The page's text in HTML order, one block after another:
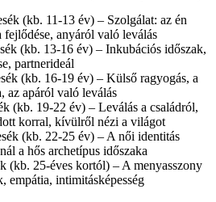
(kb. 11-13 év) – Szolgálat: az én
fejlődése, anyáról való leválás
(kb. 13-16 év) – Inkubációs időszak,
partnerideál
(kb. 16-19 év) – Külső ragyogás, a
az apáról való leválás
(kb. 19-22 év) – Leválás a családról,
korral, kívülről nézi a világot
(kb. 22-25 év) – A női identitás
a hős archetípus időszaka
(kb. 25-éves kortól) – A menyasszony
empátia, intimitásképesség